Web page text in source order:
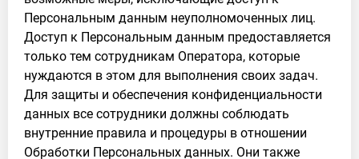
Персональным данным неуполномоченных лиц.
Доступ к Персональным данным предоставляется
только тем сотрудникам Оператора, которые
нуждаются в этом для выполнения своих задач.
Для защиты и обеспечения конфиденциальности
данных все сотрудники должны соблюдать
внутренние правила и процедуры в отношении
Обработки Персональных данных. Они также